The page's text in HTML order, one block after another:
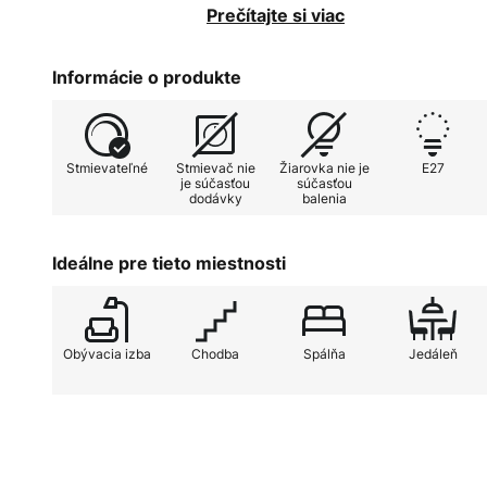
tienidlo na lampu je okrúhle a
ktorá pozitívne ovplyvňuje nielen
pretože svetlo sa tak krásne
Žiarovky E27 si môžete vybrať
plameňovom vyhotovení môže
zabezpečiť dostatočnú jasnosť,
úsporné LED žiarovky, najlepšie
Prečítajte si viac
Informácie o produkte
Stmievateľné
Stmievač nie
je súčasťou
dodávky
Žiarovka nie je
súčasťou
balenia
E27
Ideálne pre tieto miestnosti
Obývacia izba Chodba Spálňa Jedáleň